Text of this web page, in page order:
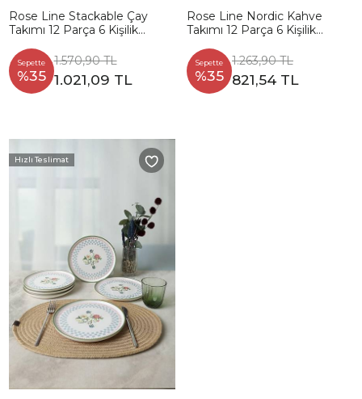
Rose Line Stackable Çay
Takımı 12 Parça 6 Kişilik
Sepette
%35
1.570,90 TL
1.021,09 TL
Rose Line Nordic Kahve
Takımı 12 Parça 6 Kişilik
Sepette
%35
1.263,90 TL
821,54 TL
Hızlı Teslimat